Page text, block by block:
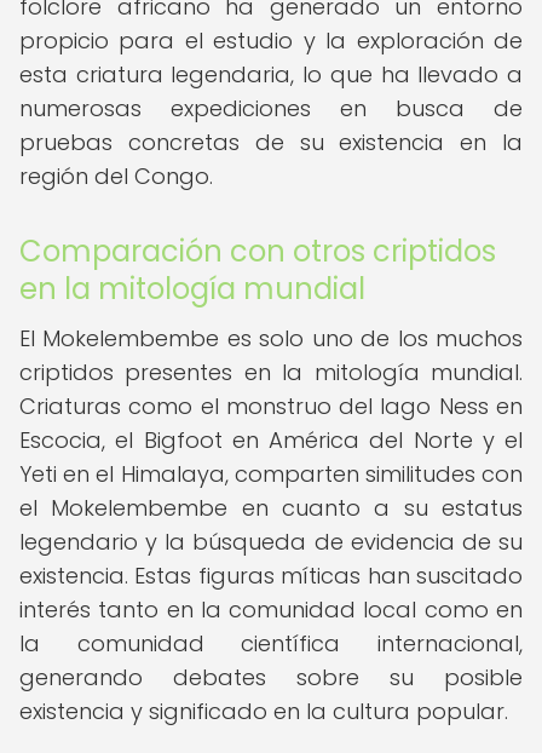
folclore africano ha generado un entorno
propicio para el estudio y la exploración de
esta criatura legendaria, lo que ha llevado a
numerosas expediciones en busca de
pruebas concretas de su existencia en la
región del Congo.
Comparación con otros criptidos
en la mitología mundial
El Mokelembembe es solo uno de los muchos
criptidos presentes en la mitología mundial.
Criaturas como el monstruo del lago Ness en
Escocia, el Bigfoot en América del Norte y el
Yeti en el Himalaya, comparten similitudes con
el Mokelembembe en cuanto a su estatus
legendario y la búsqueda de evidencia de su
existencia. Estas figuras míticas han suscitado
interés tanto en la comunidad local como en
la comunidad científica internacional,
generando debates sobre su posible
existencia y significado en la cultura popular.